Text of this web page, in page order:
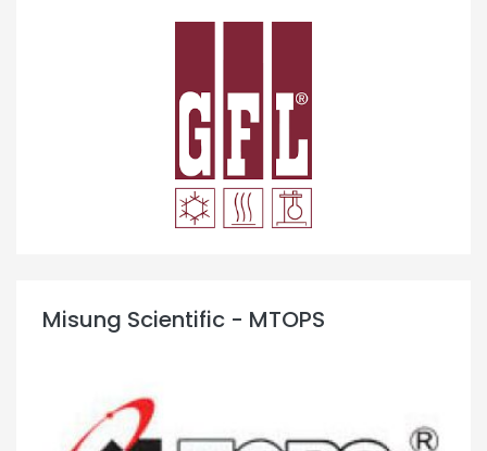
Misung Scientific - MTOPS